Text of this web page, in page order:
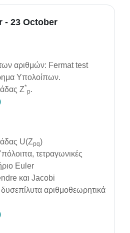
- 23 October
αριθμών: Fermat test
Υπολοίπων.
Z*
p.
U(Zpq)
τετραγωνικές
Euler
και Jacobi
δυσεπίλυτα αριθμοθεωρητικά